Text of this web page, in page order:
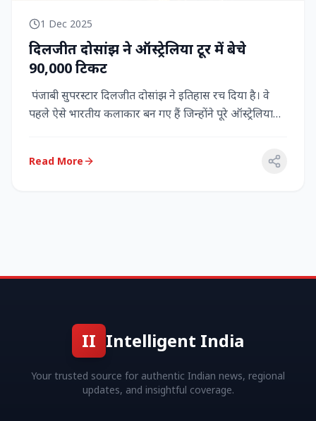
1 Dec 2025
दिलजीत दोसांझ ने ऑस्ट्रेलिया टूर में बेचे
90,000 टिकट
पंजाबी सुपरस्टार दिलजीत दोसांझ ने इतिहास रच दिया है। वे
पहले ऐसे भारतीय कलाकार बन गए हैं जिन्होंने पूरे ऑस्ट्रेलिया
Read More
II Intelligent India
Your trusted source for authentic Indian news, regional
updates, and insightful coverage.